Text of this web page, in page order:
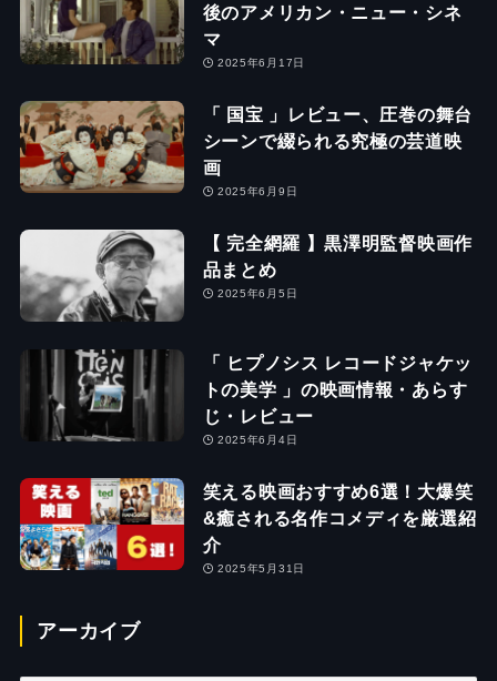
後のアメリカン・ニュー・シネ
マ
2025年6月17日
「 国宝 」レビュー、圧巻の舞台
シーンで綴られる究極の芸道映
画
2025年6月9日
【 完全網羅 】黒澤明監督映画作
品まとめ
2025年6月5日
「 ヒプノシス レコードジャケッ
トの美学 」の映画情報・あらす
じ・レビュー
2025年6月4日
笑える映画おすすめ6選！大爆笑
&癒される名作コメディを厳選紹
介
2025年5月31日
アーカイブ